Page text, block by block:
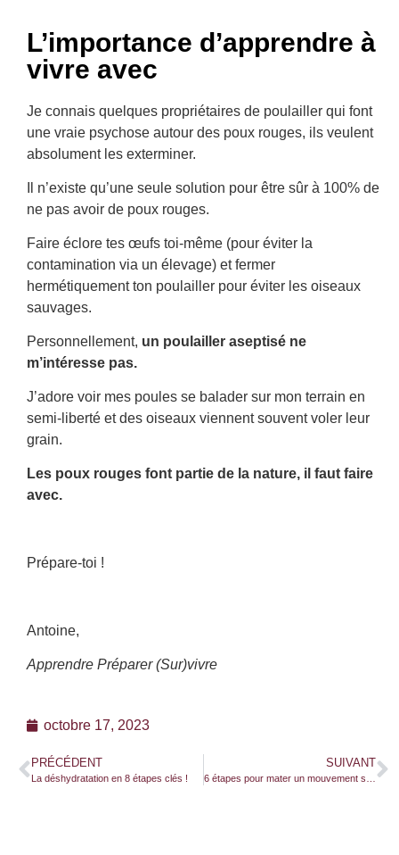
L’importance d’apprendre à
vivre avec
Je connais quelques propriétaires de poulailler qui font
une vraie psychose autour des poux rouges, ils veulent
absolument les exterminer.
Il n’existe qu’une seule solution pour être sûr à 100% de
ne pas avoir de poux rouges.
Faire éclore tes œufs toi-même (pour éviter la
contamination via un élevage) et fermer
hermétiquement ton poulailler pour éviter les oiseaux
sauvages.
Personnellement, un poulailler aseptisé ne
m’intéresse pas.
J’adore voir mes poules se balader sur mon terrain en
semi-liberté et des oiseaux viennent souvent voler leur
grain.
Les poux rouges font partie de la nature, il faut faire
avec.
Prépare-toi !
Antoine,
Apprendre Préparer (Sur)vivre
octobre 17, 2023
PRÉCÉDENT
La déshydratation en 8 étapes clés !
SUIVANT
6 étapes pour mater un mouvement social !